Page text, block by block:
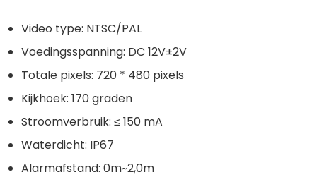
Video type: NTSC/PAL
Voedingsspanning: DC 12V±2V
Totale pixels: 720 * 480 pixels
Kijkhoek: 170 graden
Stroomverbruik: ≤ 150 mA
Waterdicht: IP67
Alarmafstand: 0m~2,0m